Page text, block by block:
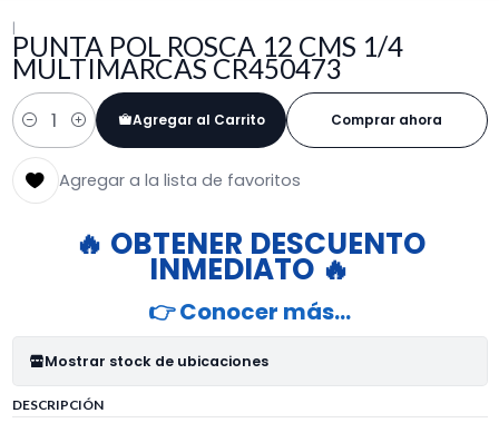
|
PUNTA POL ROSCA 12 CMS 1/4
MULTIMARCAS CR450473
Cantidad
Agregar al Carrito Comprar ahora
Agregar a la lista de favoritos
🔥 OBTENER DESCUENTO
INMEDIATO 🔥
👉 Conocer más…
Mostrar stock de ubicaciones
DESCRIPCIÓN